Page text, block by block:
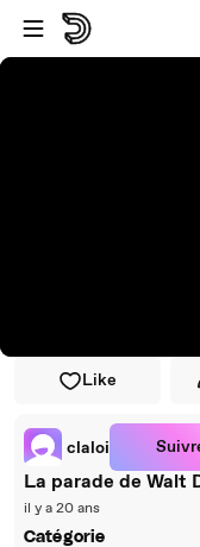
Passer au player
Passer au contenu
Like
claloi
La parade de Walt
il y a 20 ans
Catégorie